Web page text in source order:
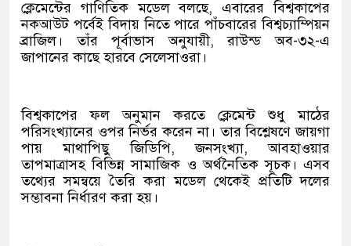
ক্লেমেন্টের গাণিতিক মডেল বলছে, এবারের বিশ্বকাপের
নকআউট পর্বেই বিদায় নিতে পারে পাঁচবারের বিশ্বচ্যাম্পিয়ন
ব্রাজিল। তাঁর পূর্বাভাস অনুযায়ী, রাউন্ড অব-৩২-এ
জাপানের কাছে হারবে সেলেসাওরা।
বিশ্বকাপের ফল অনুমান করতে ক্লেমেন্ট শুধু মাঠের
পরিসংখ্যানের ওপর নির্ভর করেন না। তার বিশ্লেষণে জায়গা
পায় মাথাপিছু জিডিপি, জনসংখ্যা, আবহাওয়ার
তাপমাত্রাসহ বিভিন্ন সামাজিক ও অর্থনৈতিক সূচক। এসব
তথ্যের সমন্বয়ে তৈরি করা মডেল থেকেই প্রতিটি দলের
সম্ভাবনা নির্ধারণ করা হয়।